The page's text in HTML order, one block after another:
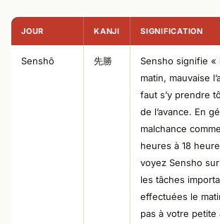
JOUR KANJI SIGNIFICATION
Senshō 先勝
Sensho signifie «
matin, mauvaise
faut s’y prendre
de l’avance. En
malchance
heures à 18
voyez Sensho
les tâches
effectuées le
pas à votre petite